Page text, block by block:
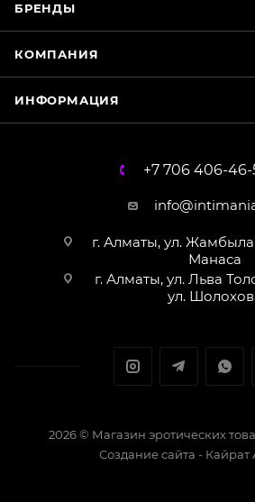
БРЕНДЫ
КОМПАНИЯ
ИНФОРМАЦИЯ
+7 706 406-46-
г. Алматы, ул. Жамбыла
Манаса
г. Алматы, ул. Льва
ул.
2026 © Магазин эротических
Создание сайта - Кайрат